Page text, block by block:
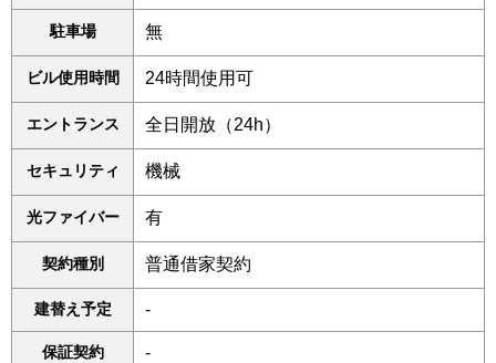
駐車場 無
ビル使用時間 24時間使用可
エントランス 全日開放（24h）
セキュリティ 機械
光ファイバー 有
契約種別 普通借家契約
建替え予定 -
保証契約 -